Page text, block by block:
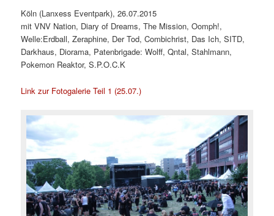
Köln (Lanxess Eventpark), 26.07.2015
mit VNV Nation, Diary of Dreams, The Mission, Oomph!,
Welle:Erdball, Zeraphine, Der Tod, Combichrist, Das Ich, SITD,
Darkhaus, Diorama, Patenbrigade: Wolff, Qntal, Stahlmann,
Pokemon Reaktor, S.P.O.C.K
Link zur Fotogalerie Teil 1 (25.07.)